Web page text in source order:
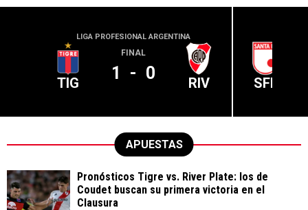
LIGA PROFESIONAL ARGENTINA
TIG
FINAL
1 - 0 RIV SFE
APUESTAS
Pronósticos Tigre vs. River Plate: los de
Coudet buscan su primera victoria en el
Clausura